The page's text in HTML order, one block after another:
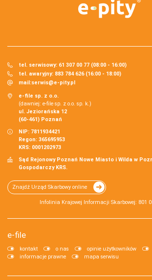
tel. serwisowy: 61 307 00 77 (08:00 - 16:00)
tel. awaryjny: 883 784 626 (16:00 - 18:00)
mail:serwis@e-pity.pl
e-file sp. z o.o.
(dawniej: e-file sp. z o.o. sp. k.)
ul. Jeziorańska 12
(60-461) Poznań
NIP: 7811934421
Regon: 365695953
KRS: 0001202973
Sąd Rejonowy Poznań Nowe Miasto i Wilda w
Gospodarczy KRS.
Znajdź Urząd Skarbowy online
Infolinia Krajowej Informacji Skarbowej: 801
e-file
kontakt o nas opinie użytkowników
informacje prawne
mapa serwisu